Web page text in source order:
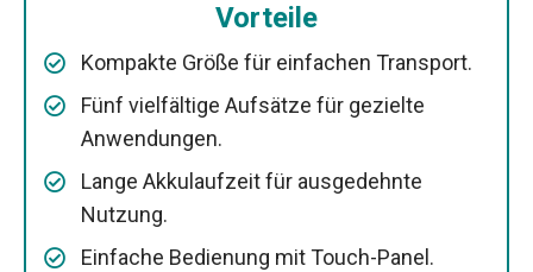
Vorteile
Kompakte Größe für einfachen Transport.
Fünf vielfältige Aufsätze für gezielte
Anwendungen.
Lange Akkulaufzeit für ausgedehnte
Nutzung.
Einfache Bedienung mit Touch-Panel.